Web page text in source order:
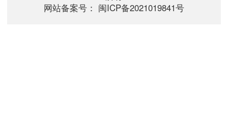
网站备案号： 闽ICP备2021019841号